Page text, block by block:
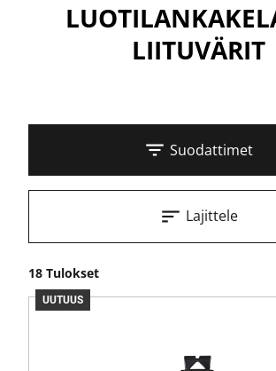
LIITUVÄRIT
Suodattimet
18 Tulokset
Lajittele
UUTUUS